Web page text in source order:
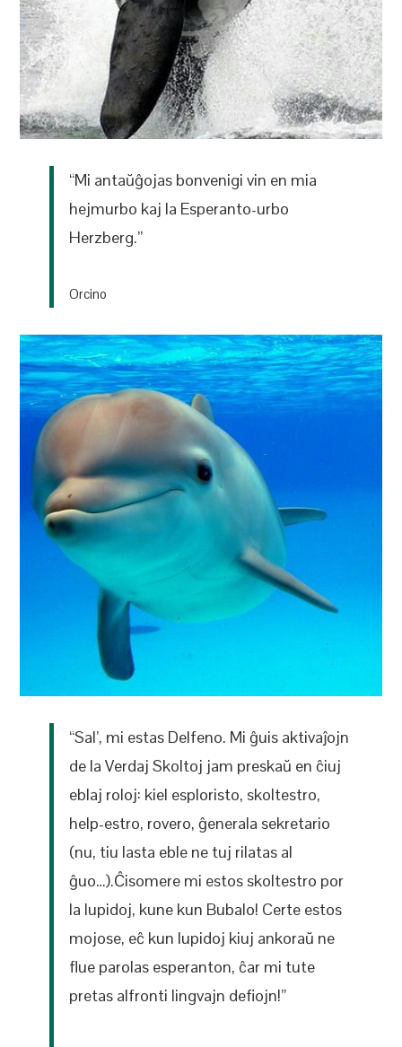
“Mi antaŭĝojas bonvenigi vin en mia
hejmurbo kaj la Esperanto-urbo
Herzberg.”
Orcino
“Sal’, mi estas Delfeno. Mi ĝuis aktivaĵojn
de la Verdaj Skoltoj jam preskaŭ en ĉiuj
eblaj roloj: kiel esploristo, skoltestro,
help-estro, rovero, ĝenerala sekretario
(nu, tiu lasta eble ne tuj rilatas al
ĝuo…).Ĉisomere mi estos skoltestro por
la lupidoj, kune kun Bubalo! Certe estos
mojose, eĉ kun lupidoj kiuj ankoraŭ ne
flue parolas esperanton, ĉar mi tute
pretas alfronti lingvajn defiojn!”